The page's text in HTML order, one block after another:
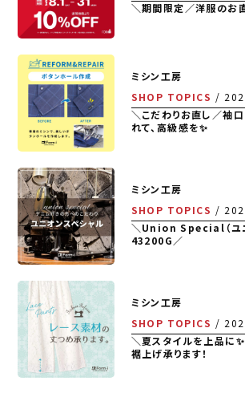
＼期間限定／洋服のお
ミシン工房
SHOP TOPICS
＼こだわりお直し／袖
れて、高級感を✨
ミシン工房
SHOP TOPICS
＼Union Special（ユニ
43200G／
ミシン工房
SHOP TOPICS
＼夏スタイルを上品に
裾上げ承ります！